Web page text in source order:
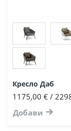
Кресло Даб
1175,00 € /
Добави